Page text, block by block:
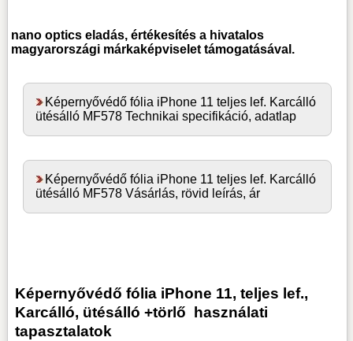
nano optics eladás, értékesítés a hivatalos
magyarországi márkaképviselet támogatásával.
Képernyővédő fólia iPhone 11 teljes lef. Karcálló
ütésálló MF578 Technikai specifikáció, adatlap
Képernyővédő fólia iPhone 11 teljes lef. Karcálló
ütésálló MF578 Vásárlás, rövid leírás, ár
Képernyővédő fólia iPhone 11, teljes lef.,
Karcálló, ütésálló +törlő használati
tapasztalatok